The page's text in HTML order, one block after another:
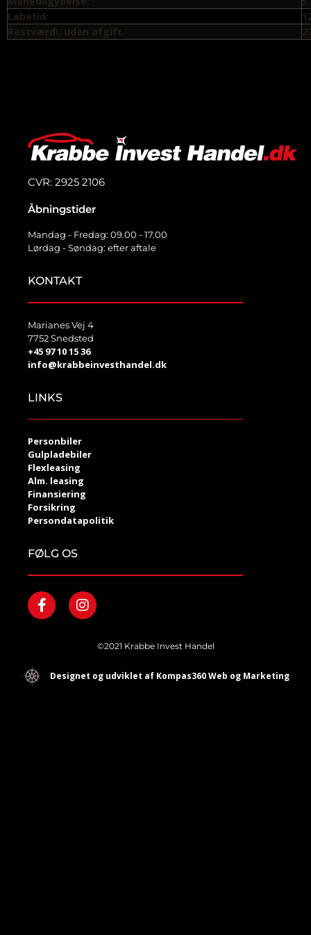
Løbetid:
Restværdi, uden afgift.
CVR: 2925 2106
Åbningstider
Mandag - Fredag: 09.00 - 17.00
Lørdag - Søndag: efter aftale
KONTAKT
Marianes Vej 4
7752 Snedsted
+45 97 10 15 36
info@krabbeinvesthandel.dk
LINKS
Personbiler
Gulpladebiler
Flexleasing
Alm. leasing
Finansiering
Forsikring
Persondatapolitik
FØLG OS
©2021 Krabbe Invest Handel
Designet og udviklet af Kompas360 Web og Marketing